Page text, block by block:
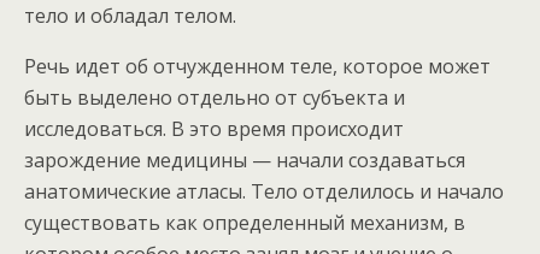
тело и обладал телом.
Речь идет об отчужденном теле, которое может
быть выделено отдельно от субъекта и
исследоваться. В это время происходит
зарождение медицины — начали создаваться
анатомические атласы. Тело отделилось и начало
существовать как определенный механизм, в